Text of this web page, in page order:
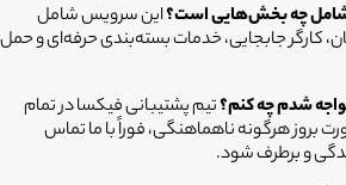
چه بخش‌هایی است؟این سرویس شامل
کارگر جابجایی، خدمات بسته‌بندی حرفه‌ای و حمل
شدم چه کنم؟تیم پشتیبانی فیکسا در تمام
بروز هرگونه ناهماهنگی، فوراً با ما تماس
و برطرف شود.